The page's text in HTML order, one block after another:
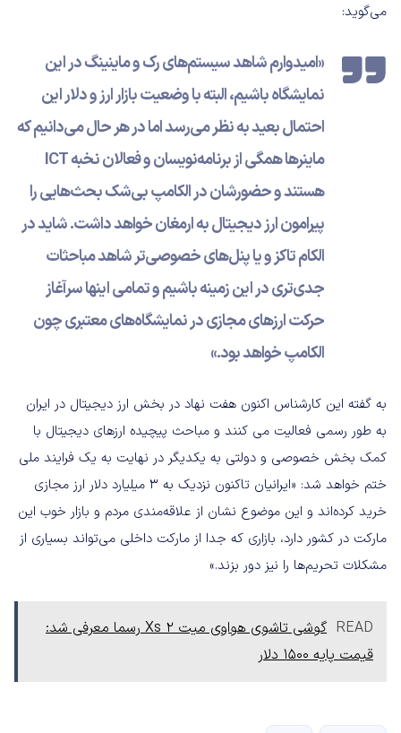
می‌گوید:
«امیدوارم شاهد سیستم‌های رک و ماینینگ در این
نمایشگاه باشیم، البته با وضعیت بازار ارز و دلار این
احتمال بعید به نظر می‌رسد اما در هر حال می‌دانیم که
ماینرها همگی از برنامه‌نویسان و فعالان نخبه ICT
هستند و حضورشان در الکامپ بی‌شک بحث‌هایی را
پیرامون ارز دیجیتال به ارمغان خواهد داشت. شاید در
الکام تاکز و یا پنل‌های خصوصی‌تر شاهد مباحثات
جدی‌تری در این زمینه باشیم و تمامی اینها سرآغاز
حرکت ارزهای مجازی در نمایشگاه‌های معتبری چون
الکامپ خواهد بود.»
به گفته این کارشناس اکنون هفت نهاد در بخش ارز دیجیتال در ایران
به طور رسمی فعالیت می کنند و مباحث پیچیده ارزهای دیجیتال با
کمک بخش خصوصی و دولتی به یکدیگر در نهایت به یک فرایند ملی
ختم خواهد شد: «ایرانیان تاکنون نزدیک به 3 میلیارد دلار ارز مجازی
خرید کرده‌اند و این موضوع نشان از علاقه‌مندی مردم و بازار خوب این
مارکت در کشور دارد، بازاری که جدا از مارکت داخلی می‌تواند بسیاری از
مشکلات تحریم‌ها را نیز دور بزند.»
READ
گوشی تاشوی هواوی میت Xs 2 رسما معرفی شد:
قیمت پایه 1500 دلار